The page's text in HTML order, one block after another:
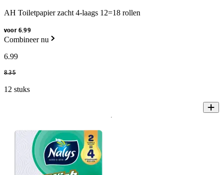
AH Toiletpapier zacht 4-laags 12=18 rollen
voor 6.99
Combineer nu
6.99
8.35
12 stuks